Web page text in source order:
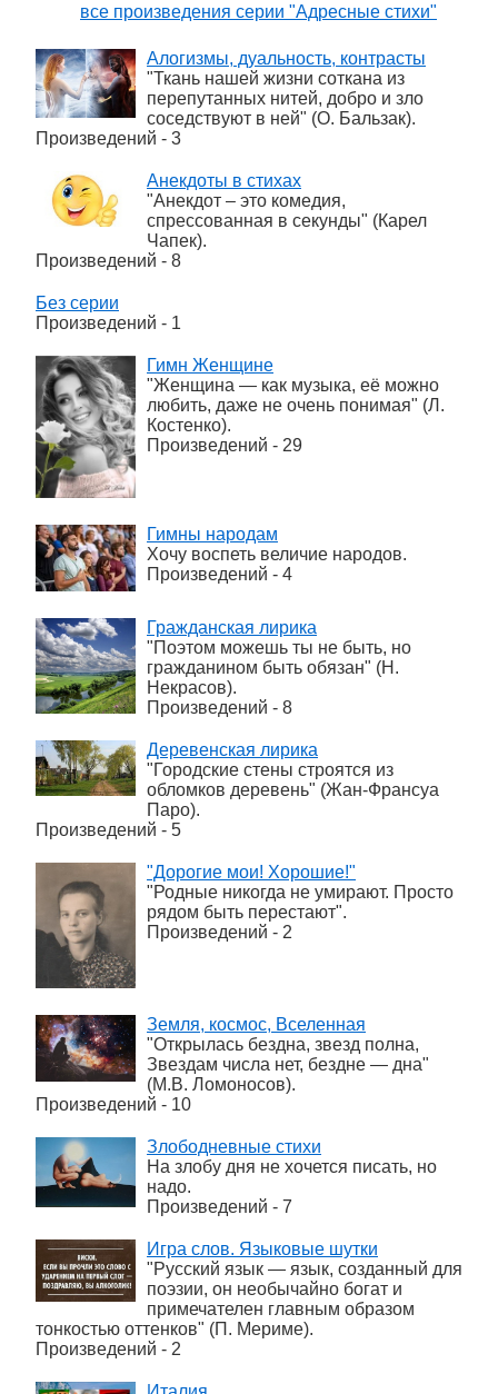
все произведения серии "Адресные стихи"
Алогизмы, дуальность, контрасты
"Ткань нашей жизни соткана из
перепутанных нитей, добро и зло
соседствуют в ней" (О. Бальзак).
Произведений - 3
Анекдоты в стихах
"Анекдот – это комедия,
спрессованная в секунды" (Карел
Чапек).
Произведений - 8
Без серии
Произведений - 1
Гимн Женщине
"Женщина — как музыка, её можно
любить, даже не очень понимая" (Л.
Костенко).
Произведений - 29
Гимны народам
Хочу воспеть величие народов.
Произведений - 4
Гражданская лирика
"Поэтом можешь ты не быть, но
гражданином быть обязан" (Н.
Некрасов).
Произведений - 8
Деревенская лирика
"Городские стены строятся из
обломков деревень" (Жан-Франсуа
Паро).
Произведений - 5
"Дорогие мои! Хорошие!"
"Родные никогда не умирают. Просто
рядом быть перестают".
Произведений - 2
Земля, космос, Вселенная
"Открылась бездна, звезд полна,
Звездам числа нет, бездне — дна"
(М.В. Ломоносов).
Произведений - 10
Злободневные стихи
На злобу дня не хочется писать, но
надо.
Произведений - 7
Игра слов. Языковые шутки
"Русский язык — язык, созданный для
поэзии, он необычайно богат и
примечателен главным образом
тонкостью оттенков" (П. Мериме).
Произведений - 2